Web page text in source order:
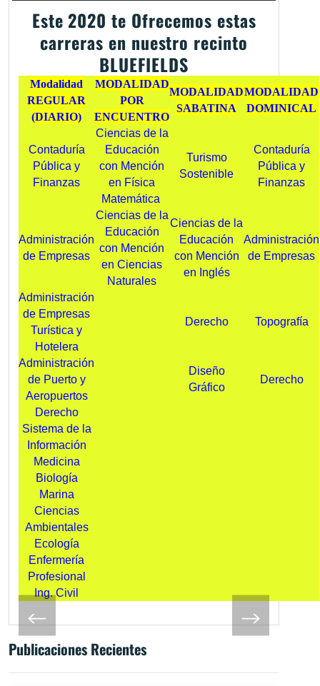
Este 2020 te Ofrecemos estas
carreras en nuestro recinto
BLUEFIELDS
Modalidad
REGULAR
(DIARIO)
MODALIDAD
POR
ENCUENTRO
MODALIDAD
SABATINA
MODALIDAD
DOMINICAL
Contaduría
Pública y
Finanzas
Ciencias de la
Educación
con Mención
en Física
Matemática
Turismo
Sostenible
Contaduría
Pública y
Finanzas
Administración
de Empresas
Ciencias de la
Educación
con Mención
en Ciencias
Naturales
Ciencias de la
Educación
con Mención
en Inglés
Administración
de Empresas
Administración
de Empresas
Turística y
Hotelera
Derecho Topografía
Administración
de Puerto y
Aeropuertos
Diseño
Gráfico
Derecho
Derecho
Sistema de la
Información
Medicina
Biología
Marina
Ciencias
Ambientales
Ecología
Enfermería
Profesional
Ing. Civil
Publicaciones Recientes